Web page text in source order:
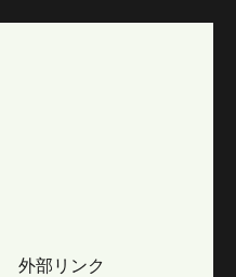
外部リンク